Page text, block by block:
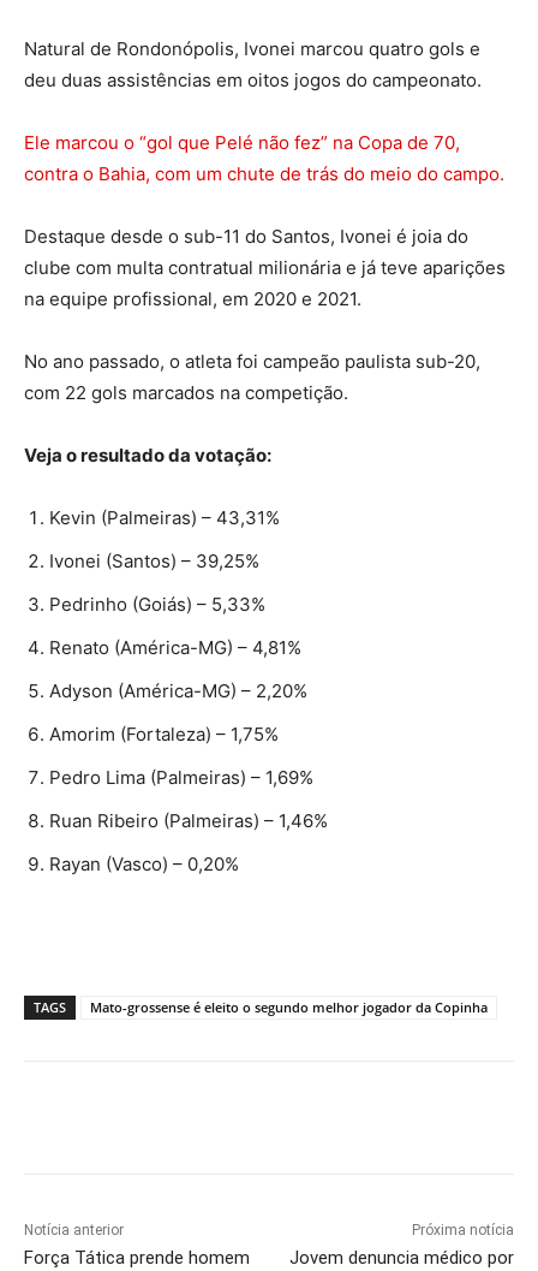
Natural de Rondonópolis, Ivonei marcou quatro gols e
deu duas assistências em oitos jogos do campeonato.
Ele marcou o “gol que Pelé não fez” na Copa de 70,
contra o Bahia, com um chute de trás do meio do campo.
Destaque desde o sub-11 do Santos, Ivonei é joia do
clube com multa contratual milionária e já teve aparições
na equipe profissional, em 2020 e 2021.
No ano passado, o atleta foi campeão paulista sub-20,
com 22 gols marcados na competição.
Veja o resultado da votação:
Kevin (Palmeiras) – 43,31%
Ivonei (Santos) – 39,25%
Pedrinho (Goiás) – 5,33%
Renato (América-MG) – 4,81%
Adyson (América-MG) – 2,20%
Amorim (Fortaleza) – 1,75%
Pedro Lima (Palmeiras) – 1,69%
Ruan Ribeiro (Palmeiras) – 1,46%
Rayan (Vasco) – 0,20%
TAGS Mato-grossense é eleito o segundo melhor jogador da Copinha
Notícia anterior
Força Tática prende homem
Próxima notícia
Jovem denuncia médico por